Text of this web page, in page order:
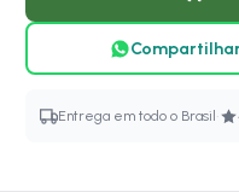
Entrega em todo o Brasil ·